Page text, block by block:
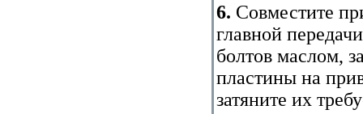
6. Совместите
главной
болтов маслом,
пластины на
затяните их